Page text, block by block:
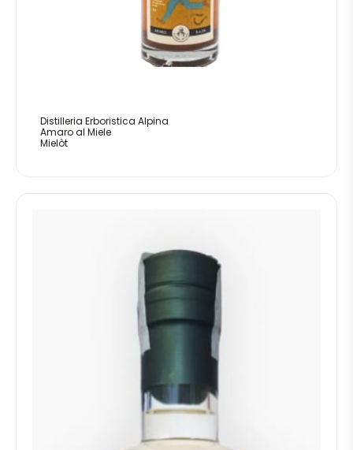
Distilleria Erboristica Alpina
Amaro al Miele
Mielòt